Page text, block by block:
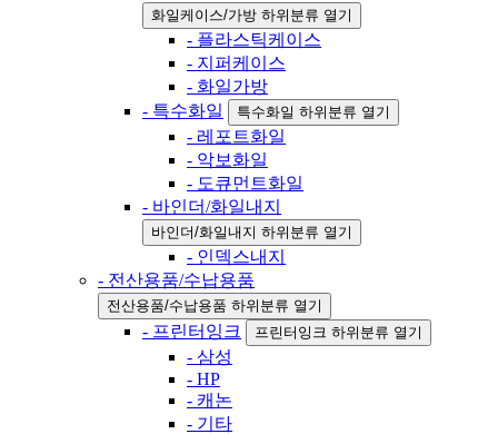
화일케이스/가방 하위분류 열기
- 플라스틱케이스
- 지퍼케이스
- 화일가방
- 특수화일
특수화일 하위분류 열기
- 레포트화일
- 악보화일
- 도큐먼트화일
- 바인더/화일내지
바인더/화일내지 하위분류 열기
- 인덱스내지
- 전산용품/수납용품
전산용품/수납용품 하위분류 열기
- 프린터잉크 프린터잉크 하위분류 열기
- 삼성
- HP
- 캐논
- 기타